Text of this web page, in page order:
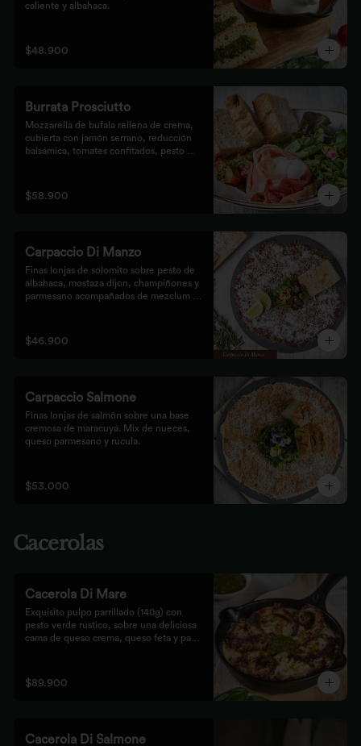
caliente y albahaca.
$48.900
Burrata Prosciutto
Mozzarella de bufala rellena de crema,
cubierta con jamón serrano, reducción
balsámica, tomates confitados, pesto
$58.900
Carpaccio Di Manzo
Finas lonjas de solomito sobre pesto de
albahaca, mostaza dijon, champiñones y
parmesano acompañados de mezclum de
$46.900
Carpaccio Salmone
Finas lonjas de salmón sobre una base
cremosa de maracuyá. Mix de nueces,
queso parmesano y rúcula.
$53.000
Cacerolas
Cacerola Di Mare
Exquisito pulpo parrillado (140g) con
pesto verde rústico, sobre una deliciosa
cama de queso crema, queso feta y papa.
$89.900
Cacerola Di Salmone